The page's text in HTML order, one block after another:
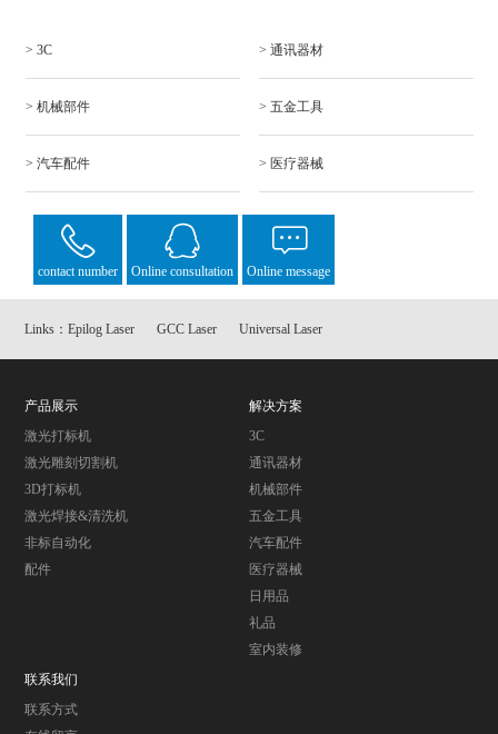
> 3C > 通讯器材
> 机械部件 > 五金工具
> 汽车配件 > 医疗器械
contact number Online consultation Online message
Links：Epilog Laser GCC Laser Universal Laser
产品展示
激光打标机
激光雕刻切割机
3D打标机
激光焊接&清洗机
非标自动化
配件
解决方案
3C
通讯器材
机械部件
五金工具
汽车配件
医疗器械
日用品
礼品
室内装修
联系我们
联系方式